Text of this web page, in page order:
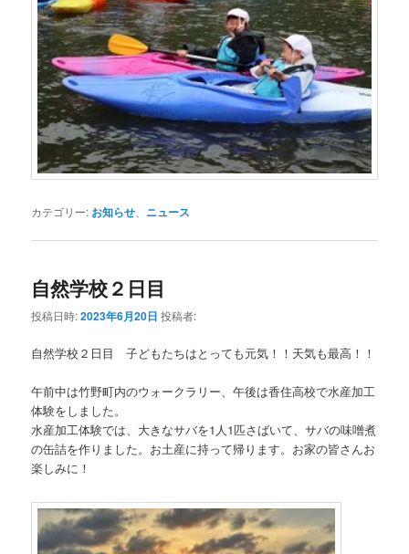
カテゴリー: お知らせ、 ニュース
自然学校２日目
投稿日時:2023年6月20日 投稿者:
自然学校２日目 子どもたちはとっても元気！！天気も最高！！
午前中は竹野町内のウォークラリー、午後は香住高校で水産加工
体験をしました。
水産加工体験では、大きなサバを1人1匹さばいて、サバの味噌煮
の缶詰を作りました。お土産に持って帰ります。お家の皆さんお
楽しみに！